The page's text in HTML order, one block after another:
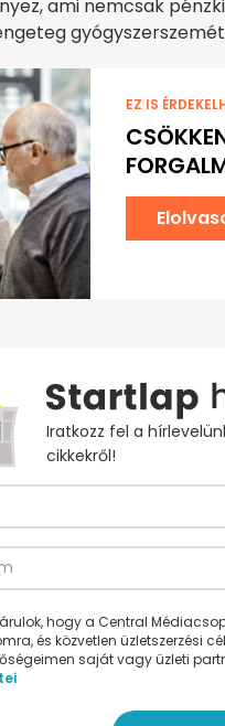
ami nemcsak
EZ IS
Iratkozz fel a
cikkekről!
hogy a Central
és közvetlen üzletszerzési
saját vagy üzleti